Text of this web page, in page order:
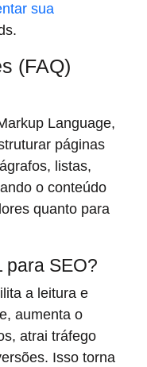
sua
(FAQ)
Language,
páginas
listas,
o conteúdo
quanto para
para SEO?
a leitura e
aumenta o
atrai tráfego
Isso torna